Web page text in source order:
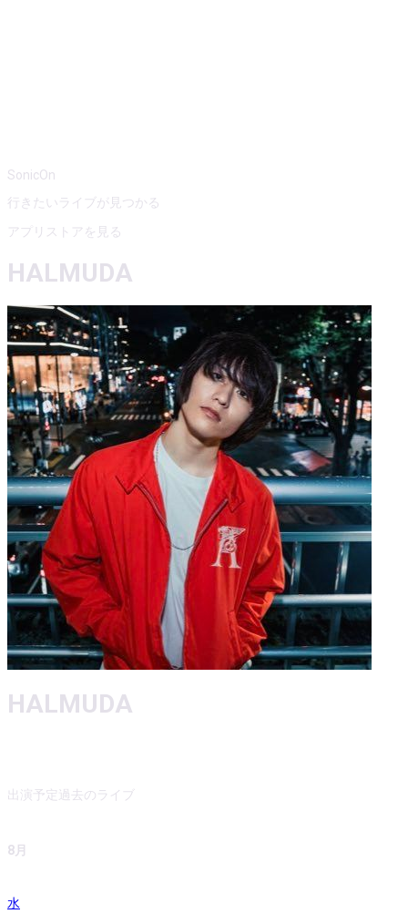
SonicOn
行きたいライブが見つかる
アプリストアを見る
HALMUDA
HALMUDA
出演予定 過去のライブ
8月
水